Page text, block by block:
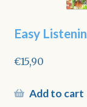
Easy
€15,90
Add to cart